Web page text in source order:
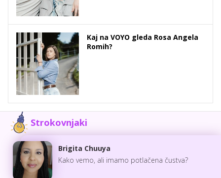
Kaj na VOYO gleda Rosa Angela
Romih?
Strokovnjaki
Brigita Chuuya
Kako vemo, ali imamo potlačena čustva?